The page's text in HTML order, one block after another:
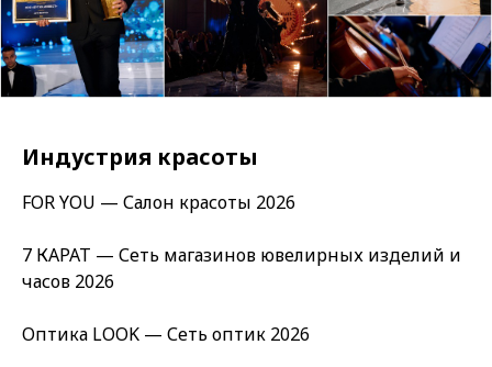
Индустрия красоты
FOR YOU — Салон красоты 2026
7 КАРАТ — Сеть магазинов ювелирных изделий и
часов 2026
Оптика LOOK — Сеть оптик 2026